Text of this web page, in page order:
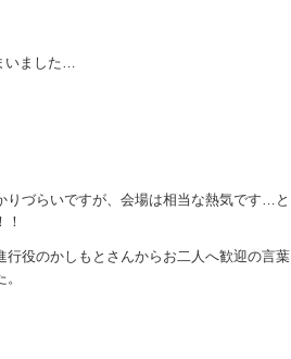
いました…
りづらいですが、会場は相当な熱気です…と
！
行役のかしもとさんからお二人へ歓迎の言葉